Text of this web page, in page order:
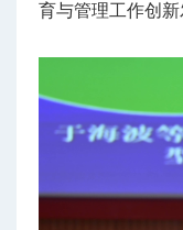
育与管理工作创新